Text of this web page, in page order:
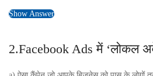
Show Answer
2.Facebook Ads में ‘लोकल